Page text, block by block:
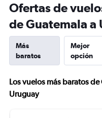
Ofertas de
de Guatemala a
Más
baratos
Mejor
opción
Los vuelos más baratos
Uruguay